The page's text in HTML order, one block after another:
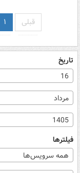
قبلی ۱
تاریخ
16
مرداد
1405
فیلترها
همه سرویس‌ها